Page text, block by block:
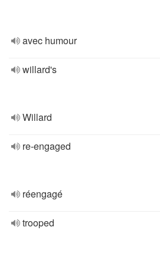
avec humour
willard's
Willard
re-engaged
réengagé
trooped